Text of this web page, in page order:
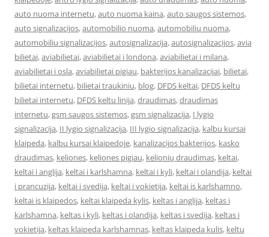
auto nuoma internetu,auto nuoma kaina,auto saugos sistemos,
auto signalizacijos,automobilio nuoma,automobiliu nuoma,
automobiliu signalizacijos,autosignalizacija,autosignalizacijos,avia
bilietai,aviabilietai,aviabilietai i londona,aviabilietai i milana,
aviabilietai i osla,aviabilietai pigiau, bakterijos kanalizacijai, bilietai,
bilietai internetu, bilietai traukiniu, blog, DFDS keltai, DFDS keltu
bilietai internetu, DFDS keltu linija,draudimas,draudimas
internetu,gsm saugos sistemos,gsm signalizacija, I lygio
signalizacija, II lygio signalizacija, III lygio signalizacija, kalbu kursai
klaipeda, kalbu kursai klaipedoje, kanalizacijos bakterijos, kasko
draudimas, keliones, keliones pigiau, kelionių draudimas, keltai,
keltai i anglija, keltai i karlshamna, keltai i kyli, keltai i olandija, keltai
i prancuzija, keltai i svedija, keltai i vokietija, keltai is karlshamno,
keltai is klaipedos, keltai klaipeda kylis, keltas i anglija, keltas i
karlshamna, keltas i kyli, keltas i olandija, keltas i svedija, keltas i
vokietija, keltas klaipeda karlshamnas, keltas klaipeda kulis, keltu